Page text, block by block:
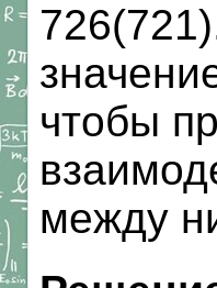
чтобы
между